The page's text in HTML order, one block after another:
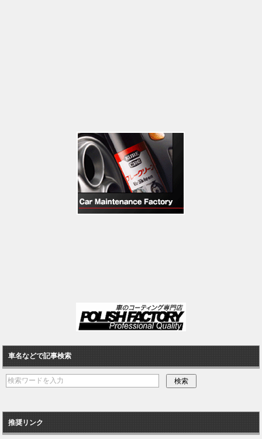
車名などで記事検索
推奨リンク